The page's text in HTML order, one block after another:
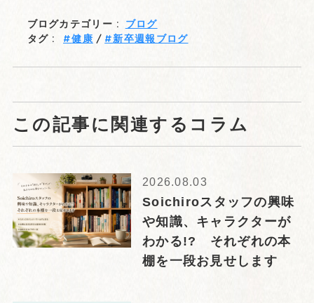
ブログカテゴリー :
ブログ
タグ :
健康 新卒週報ブログ
この記事に関連するコラム
2026.08.03
Soichiroスタッフの興味
や知識、キャラクターが
わかる!? それぞれの本
棚を一段お見せします